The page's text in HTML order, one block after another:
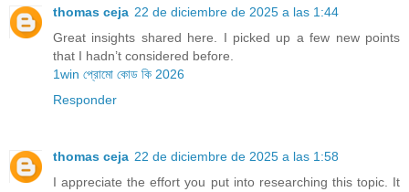
thomas ceja 22 de diciembre de 2025 a las 1:44
Great insights shared here. I picked up a few new points
that I hadn’t considered before.
1win প্রোমো কোড কি 2026
Responder
thomas ceja 22 de diciembre de 2025 a las 1:58
I appreciate the effort you put into researching this topic. It